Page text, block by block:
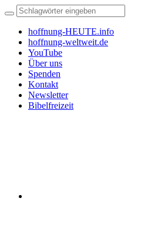
hoffnung-HEUTE.info
hoffnung-weltweit.de
YouTube
Über uns
Spenden
Kontakt
Newsletter
Bibelfreizeit